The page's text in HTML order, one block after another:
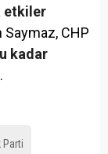
etkiler
Saymaz, CHP
kadar
Parti